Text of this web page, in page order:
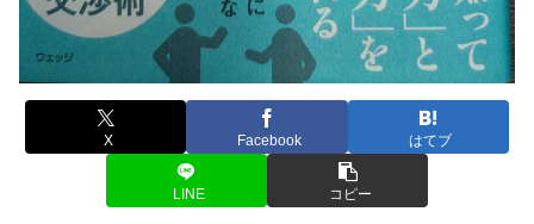
X Facebook はてブ
LINE コピー